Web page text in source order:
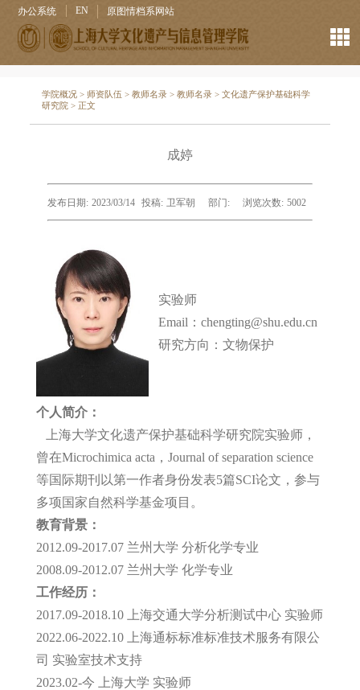
办公系统 EN 原图情档系网站
学院概况 > 师资队伍 >教师名录 >教师名录 >文化遗产保护基础科学
研究院 > 正文
成婷
发布日期: 2023/03/14 投稿: 卫军朝 部门: 浏览次数: 5002
实验师
Email： chengting@shu.edu.cn
研究方向： 文物保护
个人简介：
上海大学文化遗产保护基础科学研究院实验师，
曾在Microchimica acta，Journal of separation science
等国际期刊以第一作者身份发表5篇SCI论文，参与
多项国家自然科学基金项目。
教育背景：
2012.09-2017.07 兰州大学 分析化学专业
2008.09-2012.07 兰州大学 化学专业
工作经历：
2017.09-2018.10 上海交通大学分析测试中心 实验师
2022.06-2022.10 上海通标标准标准技术服务有限公
司 实验室技术支持
2023.02-今 上海大学 实验师